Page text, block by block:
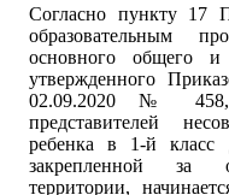
Согласно пункту 17
образовательным
основного общего и
утвержденного
02.09.2020 № 458,
представителей
ребенка в 1-й
закрепленной за
территории,